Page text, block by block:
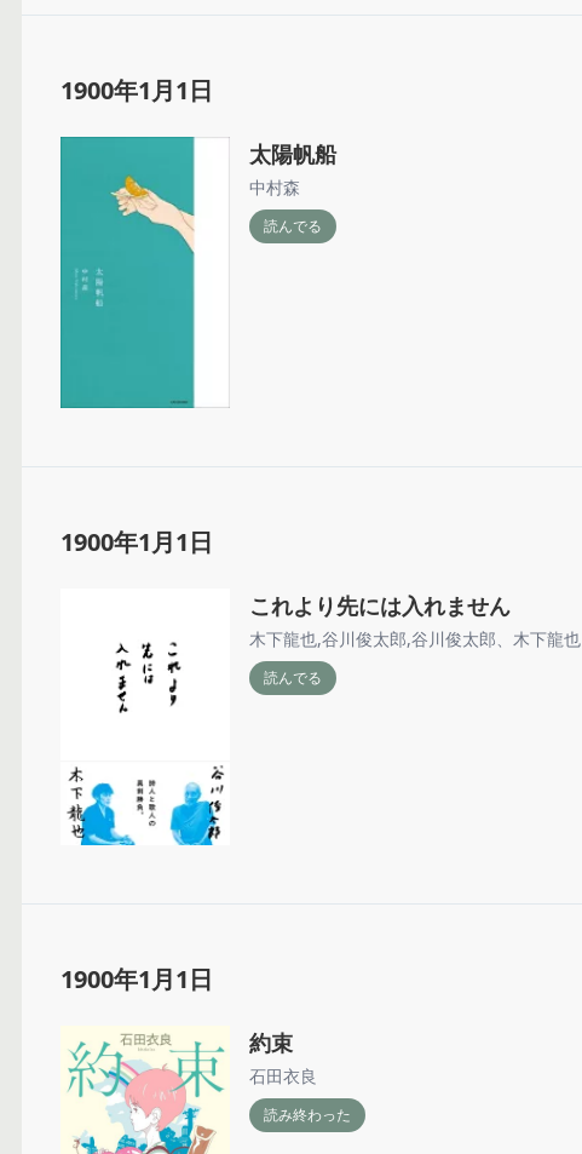
1900年1月1日
太陽帆船
中村森
読んでる
1900年1月1日
これより先には入れません
木下龍也,谷川俊太郎,谷川俊太郎、木下龍也
読んでる
1900年1月1日
約束
石田衣良
読み終わった